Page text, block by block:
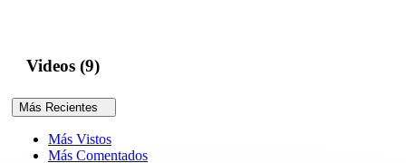
Videos (9)
Más Recientes
Más Vistos
Más Comentados